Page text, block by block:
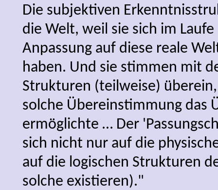
Die subjektiven
die Welt, weil sie sich im
Anpassung auf diese reale
haben. Und sie stimmen mit
Strukturen (teilweise)
solche Übereinstimmung das
ermöglichte … Der
sich nicht nur auf die
auf die logischen Strukturen
solche existieren)."